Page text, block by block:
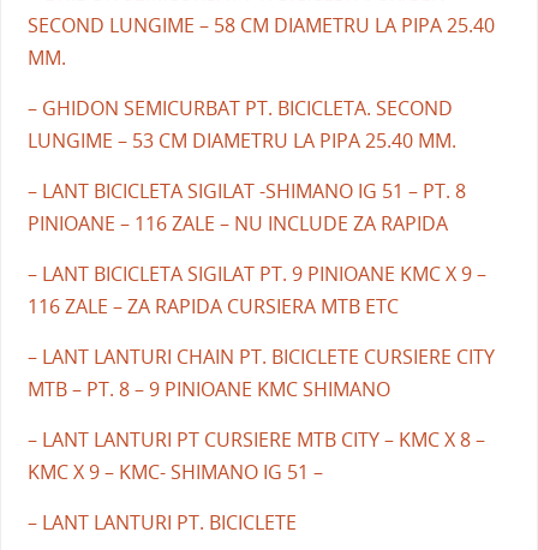
SECOND LUNGIME – 58 CM DIAMETRU LA PIPA 25.40
MM.
– GHIDON SEMICURBAT PT. BICICLETA. SECOND
LUNGIME – 53 CM DIAMETRU LA PIPA 25.40 MM.
– LANT BICICLETA SIGILAT -SHIMANO IG 51 – PT. 8
PINIOANE – 116 ZALE – NU INCLUDE ZA RAPIDA
– LANT BICICLETA SIGILAT PT. 9 PINIOANE KMC X 9 –
116 ZALE – ZA RAPIDA CURSIERA MTB ETC
– LANT LANTURI CHAIN PT. BICICLETE CURSIERE CITY
MTB – PT. 8 – 9 PINIOANE KMC SHIMANO
– LANT LANTURI PT CURSIERE MTB CITY – KMC X 8 –
KMC X 9 – KMC- SHIMANO IG 51 –
– LANT LANTURI PT. BICICLETE